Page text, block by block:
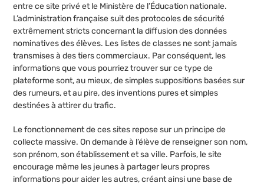
entre ce site privé et le Ministère de l’Éducation nationale.
L’administration française suit des protocoles de sécurité
extrêmement stricts concernant la diffusion des données
nominatives des élèves. Les listes de classes ne sont jamais
transmises à des tiers commerciaux. Par conséquent, les
informations que vous pourriez trouver sur ce type de
plateforme sont, au mieux, de simples suppositions basées sur
des rumeurs, et au pire, des inventions pures et simples
destinées à attirer du trafic.
Le fonctionnement de ces sites repose sur un principe de
collecte massive. On demande à l’élève de renseigner son nom,
son prénom, son établissement et sa ville. Parfois, le site
encourage même les jeunes à partager leurs propres
informations pour aider les autres, créant ainsi une base de